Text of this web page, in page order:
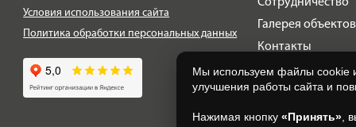
Галерея объектов
Контакты
Условия использования сайта
Политика обработки персональных данных
Мы используем файлы cookie
улучшения работы сайта и
Нажимая кнопку «Принять» ,